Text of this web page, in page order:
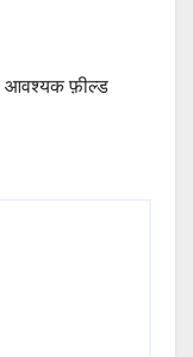
आवश्यक फ़ील्ड